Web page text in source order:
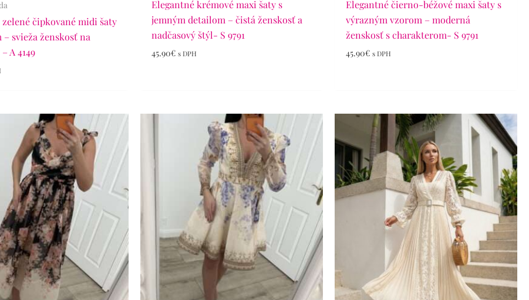
čipkované midi šaty
– svieža ženskosť na
A 4149
Elegantné krémové maxi šaty s
jemným detailom – čistá ženskosť a
nadčasový štýl- S 9791
45.90€ s DPH
Elegantné čierno-béžové maxi šaty s
výrazným vzorom – moderná
ženskosť s charakterom- S 9791
45.90€ s DPH